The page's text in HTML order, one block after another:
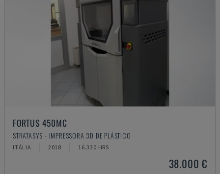
FORTUS 450MC
STRATASYS - IMPRESSORA 3D DE PLÁSTICO
ITÁLIA 2018 16.330 HRS
38.000 €